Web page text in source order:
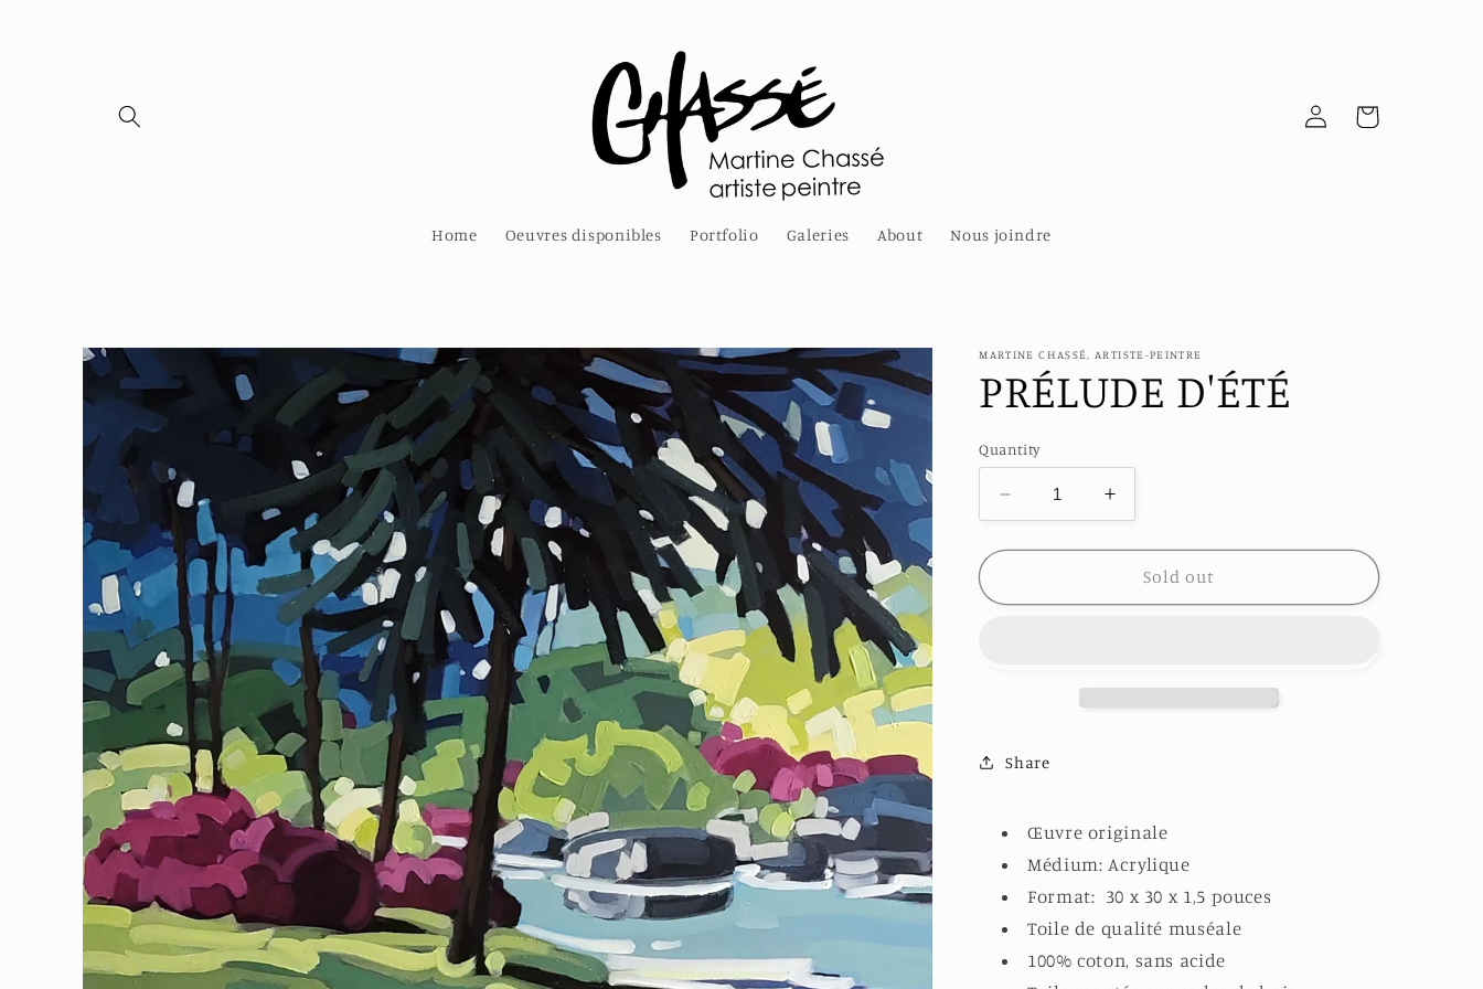
Home Oeuvres disponibles Portfolio Galeries About Nous joindre
Log
in
Cart
Skip to
product
information
MARTINE CHASSÉ, ARTISTE-PEINTRE
PRÉLUDE D'ÉTÉ
Quantity
Decrease
quantity
for
D&#39;ÉTÉ
Increase
quantity
for
PRÉLUDE
D&#39;ÉTÉ
Sold out
Share
Œuvre originale
Médium: Acrylique
Format: 30 x 30 x 1,5 pouces
Toile de qualité muséale
100% coton, sans acide